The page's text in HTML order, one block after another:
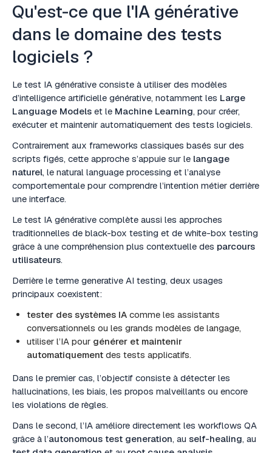
Qu'est-ce que l'IA générative
dans le domaine des tests
logiciels ?
Le test IA générative consiste à utiliser des modèles
d’intelligence artificielle générative, notamment les Large
Language Models et le Machine Learning, pour créer,
exécuter et maintenir automatiquement des tests logiciels.
Contrairement aux frameworks classiques basés sur des
scripts figés, cette approche s’appuie sur le langage
naturel, le natural language processing et l’analyse
comportementale pour comprendre l’intention métier derrière
une interface.
Le test IA générative complète aussi les approches
traditionnelles de black-box testing et de white-box testing
grâce à une compréhension plus contextuelle des parcours
utilisateurs.
Derrière le terme generative AI testing, deux usages
principaux coexistent:
tester des systèmes IA comme les assistants
conversationnels ou les grands modèles de langage,
utiliser l’IA pour générer et maintenir
automatiquement des tests applicatifs.
Dans le premier cas, l’objectif consiste à détecter les
hallucinations, les biais, les propos malveillants ou encore
les violations de règles.
Dans le second, l’IA améliore directement les workflows QA
grâce à l’autonomous test generation, au self-healing, au